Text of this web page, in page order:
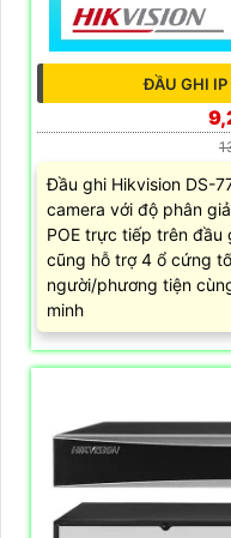
ĐẦU GHI
Đầu ghi Hikvision DS-
camera với độ phân
POE trực tiếp trên đầu
cũng hỗ trợ 4 ổ cứng
người/phương tiện
minh